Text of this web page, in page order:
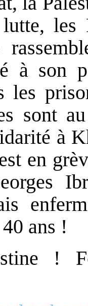
les
à son
les
sont
à
en
ans !
!